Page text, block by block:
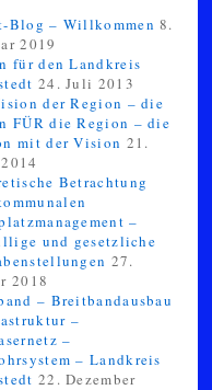
Blog – Willkommen 8.
2019
für den Landkreis
24. Juli 2013
der Region – die
FÜR die Region – die
mit der Vision 21.
Betrachtung
–
und gesetzliche
27.
2018
– Breitbandausbau
–
–
– Landkreis
22. Dezember